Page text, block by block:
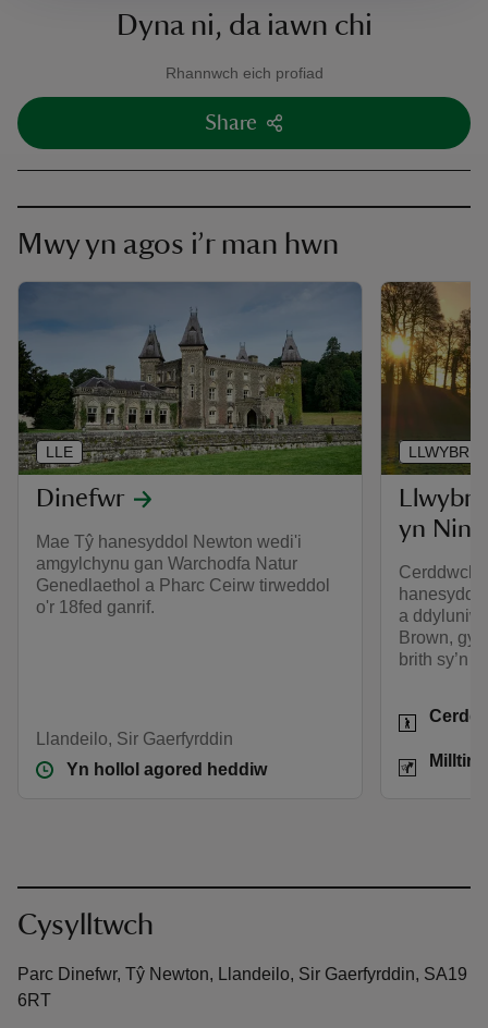
Dyna ni, da iawn chi
Rhannwch eich profiad
Share
Mwy yn agos i’r man hwn
Dinefwr
Mae Tŷ hanesyddol Newton wedi'i
amgylchynu gan Warchodfa Natur
Genedlaethol a Pharc Ceirw tirweddol
o'r 18fed ganrif.
Llandeilo, Sir Gaerfyrddin
Yn hollol agored heddiw
LLE
Llwybr
yn
Cerddwch
a
Brown,
brith sy’n
Pellter
LLWYBR
Cysylltwch
Parc Dinefwr, Tŷ Newton, Llandeilo, Sir Gaerfyrddin, SA19
6RT